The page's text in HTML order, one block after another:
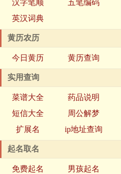
汉字笔顺
五笔编码
英汉词典
黄历农历
今日黄历 黄历查询
实用查询
菜谱大全 药品说明
短信大全
周公解梦
扩展名
ip地址查询
起名取名
免费起名 男孩起名